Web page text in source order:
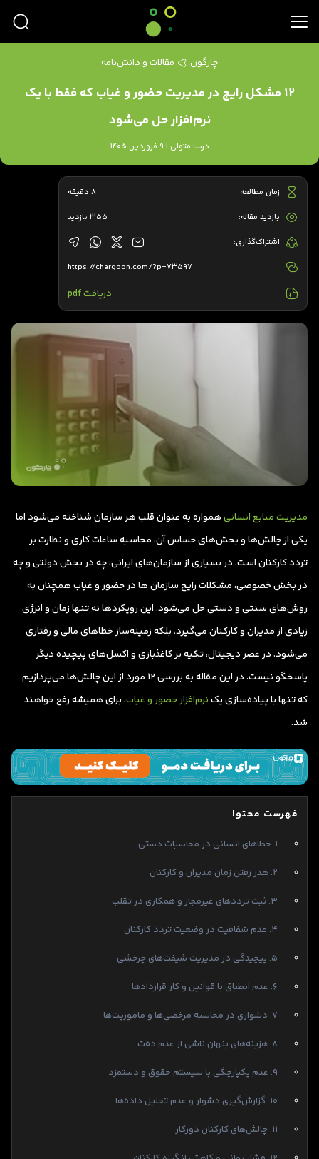
چارگون مقالات و دانش‌نامه
۱۲ مشکل رایج در مدیریت حضور و غیاب که فقط با یک
نرم‌افزار حل می‌شود
درسا متولی | 9 فروردین 1405
مدیریت منابع انسانیهمواره به عنوان قلب هر سازمان شناخته می‌شود اما
یکی از چالش‌ها و بخش‌های حساس آن، محاسبه ساعات کاری و نظارت بر
تردد کارکنان است. در بسیاری از سازمان‌های ایرانی، چه در بخش دولتی و چه
در بخش خصوصی، مشکلات رایج سازمان ها در حضور و غیاب همچنان به
روش‌های سنتی و دستی حل می‌شود. این رویکردها نه تنها زمان و انرژی
زیادی از مدیران و کارکنان می‌گیرد، بلکه زمینه‌ساز خطاهای مالی و رفتاری
می‌شود. در عصر دیجیتال، تکیه بر کاغذبازی و اکسل‌های پیچیده دیگر
پاسخگو نیست. در این مقاله به بررسی ۱۲ مورد از این چالش‌ها می‌پردازیم
که تنها با پیاده‌سازی یکنرم‌افزار حضور و غیاب، برای همیشه رفع خواهند
شد.
فهرست محتوا
زمان مطالعه: 8 دقیقه
بازدید مقاله: 355 بازدید
اشتراک‌گذاری:
https://chargoon.com/?p=73597
دریافت pdf